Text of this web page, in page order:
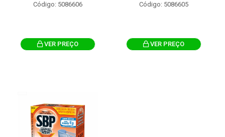
Código: 5086606
VER PREÇO
Código: 5086605
VER PREÇO